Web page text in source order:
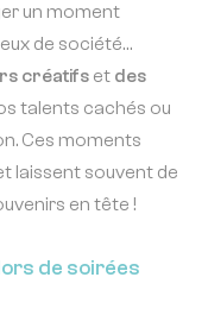
un moment
de société…
créatifs et des
talents cachés ou
Ces moments
laissent souvent de
en tête !
de soirées